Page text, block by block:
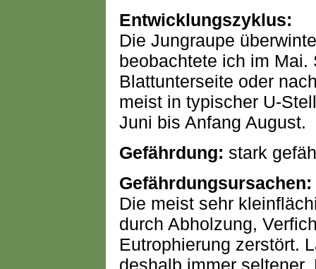
Entwicklungszyklus:
Die Jungraupe
beobachtete ich im
Blattunterseite oder
meist in typischer U-
Juni bis Anfang August.
Gefährdung: stark
Gefährdungsursachen:
Die meist sehr
durch Abholzung,
Eutrophierung zerstört.
deshalb immer